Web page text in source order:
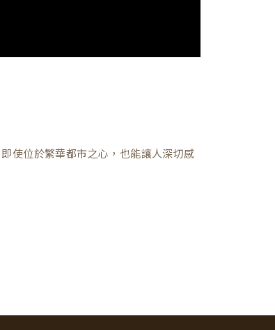
使位於繁華都市之心，也能讓人深切感